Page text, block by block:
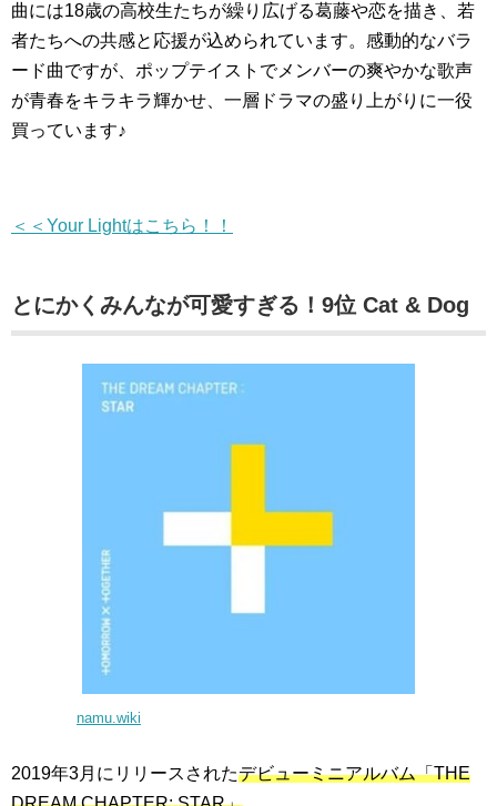
曲には18歳の高校生たちが繰り広げる葛藤や恋を描き、若
者たちへの共感と応援が込められています。感動的なバラ
ード曲ですが、ポップテイストでメンバーの爽やかな歌声
が青春をキラキラ輝かせ、一層ドラマの盛り上がりに一役
買っています♪
＜＜Your Lightはこちら！！
とにかくみんなが可愛すぎる！9位 Cat & Dog
namu.wiki
2019年3月にリリースされたデビューミニアルバム「THE